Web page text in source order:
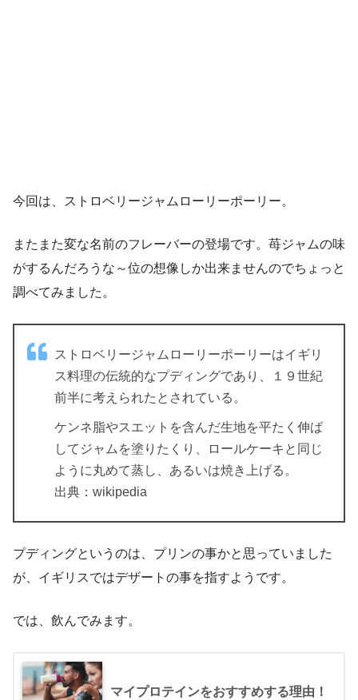
今回は、ストロベリージャムローリーポーリー。
またまた変な名前のフレーバーの登場です。苺ジャムの味
がするんだろうな～位の想像しか出来ませんのでちょっと
調べてみました。
ストロベリージャムローリーポーリーはイギリ
ス料理の伝統的なプディングであり、１９世紀
前半に考えられたとされている。
ケンネ脂やスエットを含んだ生地を平たく伸ば
してジャムを塗りたくり、ロールケーキと同じ
ように丸めて蒸し、あるいは焼き上げる。
出典：wikipedia
プディングというのは、プリンの事かと思っていました
が、イギリスではデザートの事を指すようです。
では、飲んでみます。
マイプロテインをおすすめする理由！